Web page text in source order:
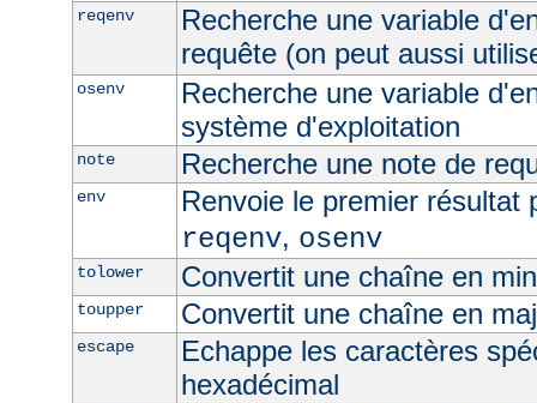
reqenv
Recherche une variable
requête (on peut aussi
osenv
Recherche une variable
système d'exploitation
note Recherche une note de
env
Renvoie le premier résultat
reqenv, osenv
tolower Convertit une chaîne en
toupper Convertit une chaîne en
escape
Echappe les caractères
hexadécimal